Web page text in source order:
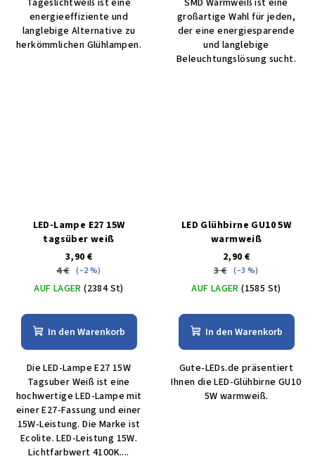
energieeffiziente und
langlebige Alternative zu
herkömmlichen Glühlampen.
großartige Wahl für jeden,
der eine energiesparende
und langlebige
Beleuchtungslösung sucht.
LED-Lampe E27 15W
tagsüber weiß
3,90 €
4 € (–2 %)
AUF LAGER(2384 St)
In den Warenkorb
Die LED-Lampe E27 15W
Tagsuber Weiß ist eine
hochwertige LED-Lampe mit
einer E27-Fassung und einer
15W-Leistung. Die Marke ist
Ecolite. LED-Leistung 15W.
Lichtfarbwert 4100K....
LED Glühbirne GU10 5W
warmweiß
2,90 €
3 € (–3 %)
AUF LAGER(1585 St)
In den Warenkorb
Gute-LEDs.de präsentiert
Ihnen die LED-Glühbirne GU10
5W warmweiß.